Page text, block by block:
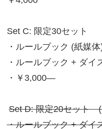
Set C: 限定30セット
・ルールブック (紙媒体
・ルールブック + ダイ
・￥3,000―
Set D: 限定20セット (
・ルールブック + ダイ